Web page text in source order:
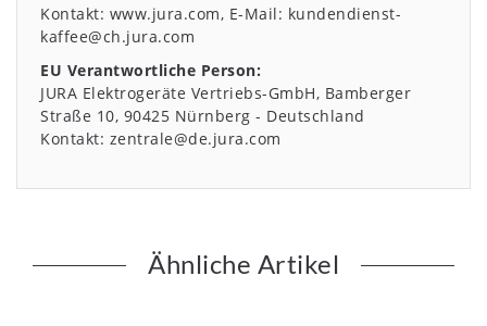
Kontakt: www.jura.com E-Mail: kundendienst-
kaffee@ch.jura.com
EU Verantwortliche Person:
JURA Elektrogeräte Vertriebs-GmbH Bamberger
Straße 10 90425 Nürnberg
Deutschland
Kontakt: zentrale@de.jura.com
Ähnliche Artikel